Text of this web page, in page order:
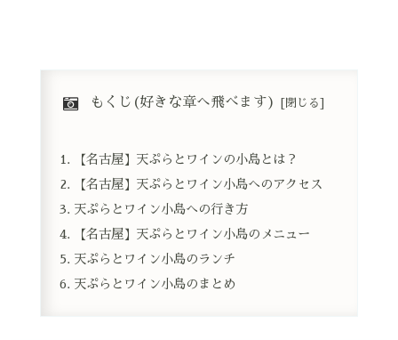
もくじ(好きな章へ飛べます)
【名古屋】天ぷらとワインの小島とは？
【名古屋】天ぷらとワイン小島へのアクセス
天ぷらとワイン小島への行き方
【名古屋】天ぷらとワイン小島のメニュー
天ぷらとワイン小島のランチ
天ぷらとワイン小島のまとめ